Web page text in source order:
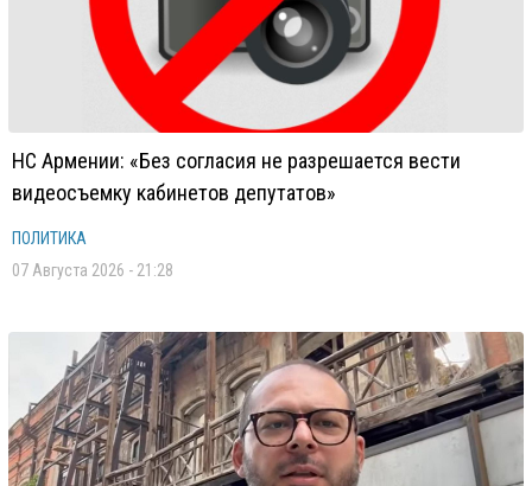
НС Армении: «Без согласия не разрешается вести
видеосъемку кабинетов депутатов»
ПОЛИТИКА
07 Августа 2026 - 21:28